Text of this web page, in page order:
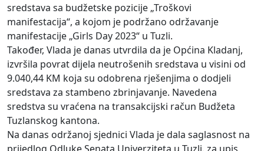
sredstava sa budžetske pozicije „Troškovi
manifestacija“, a kojom je podržano održavanje
manifestacije „Girls Day 2023“ u Tuzli.
Također, Vlada je danas utvrdila da je Općina Kladanj,
izvršila povrat dijela neutrošenih sredstava u visini od
9.040,44 KM koja su odobrena rješenjima o dodjeli
sredstava za stambeno zbrinjavanje. Navedena
sredstva su vraćena na transakcijski račun Budžeta
Tuzlanskog kantona.
Na danas održanoj sjednici Vlada je dala saglasnost na